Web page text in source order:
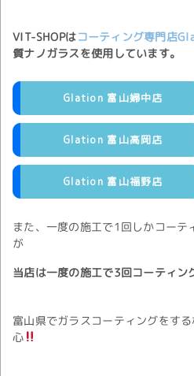
VIT-SHOPはコーティング専門店
質ナノガラスを使用しています。
Glation 富山婦中店
Glation 富山高岡店
Glation 富山福野店
また、一度の施工で1回しかコーテ
が
当店は一度の施工で3回コーティン
富山県でガラスコーティングをす
心